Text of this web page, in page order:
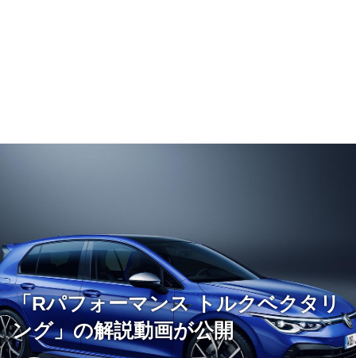
「Rパフォーマンス トルクベクタリ
ング」の解説動画が公開